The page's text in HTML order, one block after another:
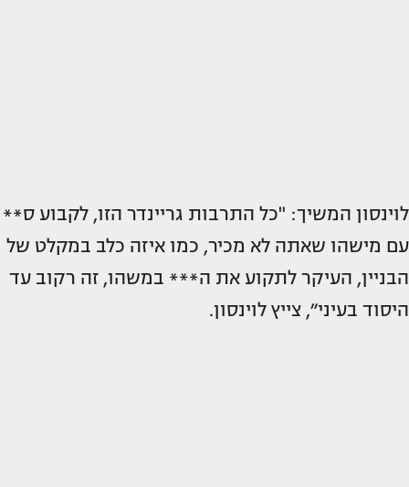
לוינסון המשיך: "‏כל התרבות גריינדר הזו, לקבוע ס**
עם מישהו שאתה לא מכיר, כמו איזה כלב במקלט של
הבניין, העיקר לתקוע את ה*** במשהו, זה רקוב עד
היסוד בעיני״, צייץ לוינסון.